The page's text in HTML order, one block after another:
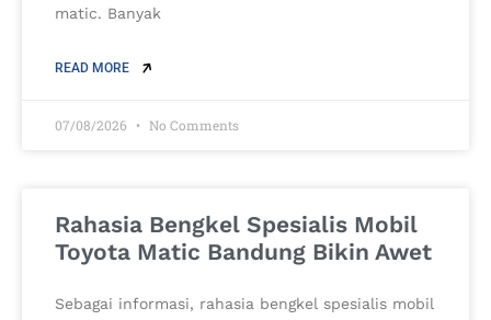
matic. Banyak
READ MORE
07/08/2026 No Comments
Rahasia Bengkel Spesialis Mobil
Toyota Matic Bandung Bikin Awet
Sebagai informasi, rahasia bengkel spesialis mobil